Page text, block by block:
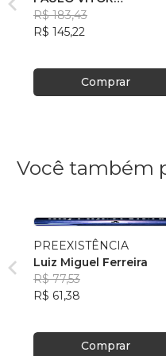
NASCIMENTO DE
OLIVEIRA
R$ 183,43
R$ 145,22
Comprar
Você também
PREEXISTÊNCIA
Luiz Miguel Ferreira
R$ 77,53
R$ 61,38
Comprar